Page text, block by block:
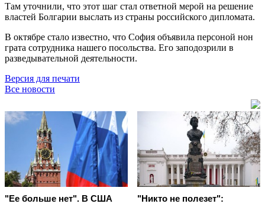
Там уточнили, что этот шаг стал ответной мерой на решение
властей Болгарии выслать из страны российского дипломата.
В октябре стало известно, что София объявила персоной нон
грата сотрудника нашего посольства. Его заподозрили в
разведывательной деятельности.
Версия для печати
Все новости
"Ее больше нет". В США
"Никто не полезет":